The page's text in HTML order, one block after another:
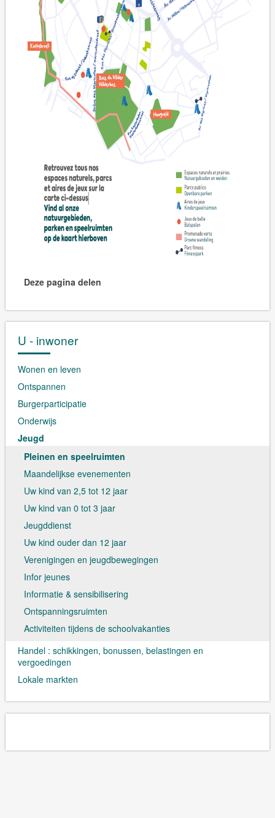
Deze pagina delen
U - inwoner
Wonen en leven
Ontspannen
Burgerparticipatie
Onderwijs
Jeugd
Pleinen en speelruimten
Maandelijkse evenementen
Uw kind van 2,5 tot 12 jaar
Uw kind van 0 tot 3 jaar
Jeugddienst
Uw kind ouder dan 12 jaar
Verenigingen en jeugdbewegingen
Infor jeunes
Informatie & sensibilisering
Ontspanningsruimten
Activiteiten tijdens de schoolvakanties
Handel : schikkingen, bonussen, belastingen en
vergoedingen
Lokale markten